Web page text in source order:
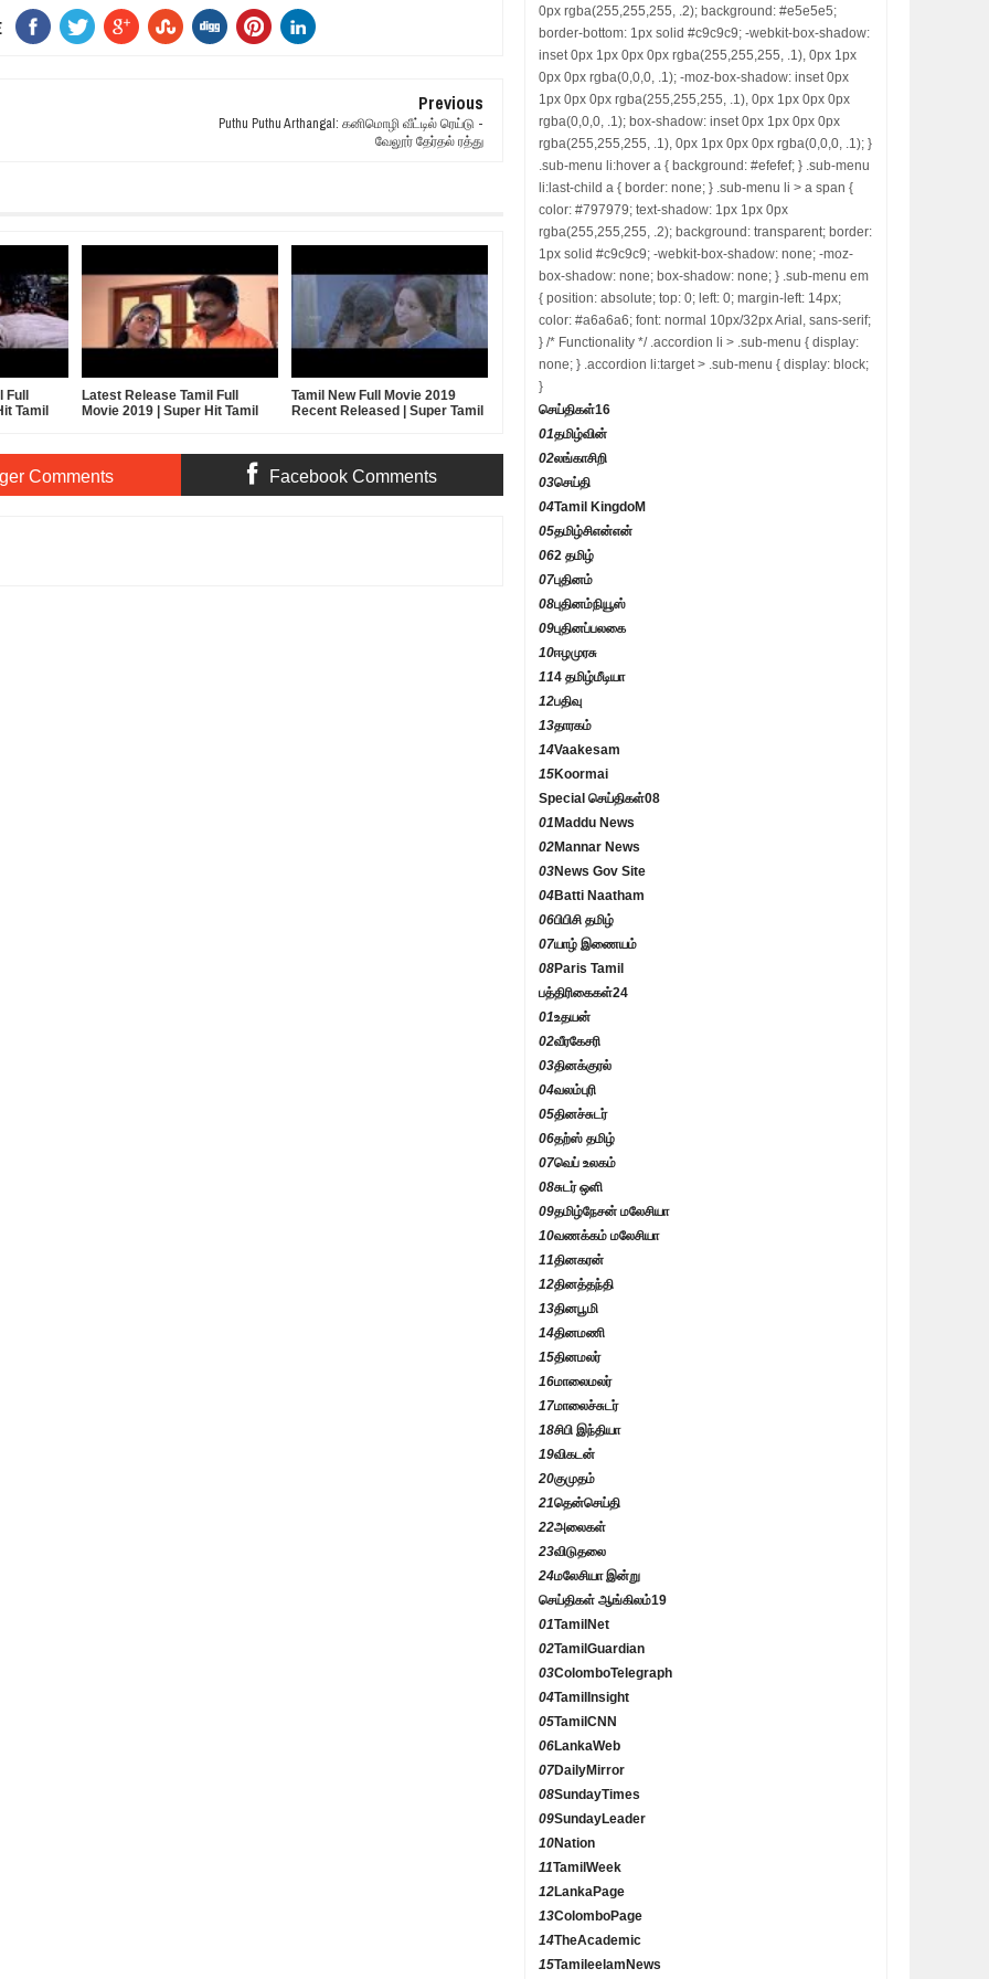
Previous
Puthu Puthu Arthangal: கனிமொழி வீட்டில் ரெய்டு -
வேலூர் தேர்தல் ரத்து
Tamil
Latest Release Tamil Full
Movie 2019 | Super Hit Tamil
Tamil New Full Movie 2019
Recent Released | Super Tamil
Comments Facebook Comments
0px rgba(255,255,255, .2); background: #e5e5e5;
border-bottom: 1px solid #c9c9c9; -webkit-box-shadow:
inset 0px 1px 0px 0px rgba(255,255,255, .1), 0px 1px
0px 0px rgba(0,0,0, .1); -moz-box-shadow: inset 0px
1px 0px 0px rgba(255,255,255, .1), 0px 1px 0px 0px
rgba(0,0,0, .1); box-shadow: inset 0px 1px 0px 0px
rgba(255,255,255, .1), 0px 1px 0px 0px rgba(0,0,0, .1); }
.sub-menu li:hover a { background: #efefef; } .sub-menu
li:last-child a { border: none; } .sub-menu li > a span {
color: #797979; text-shadow: 1px 1px 0px
rgba(255,255,255, .2); background: transparent; border:
1px solid #c9c9c9; -webkit-box-shadow: none; -moz-
box-shadow: none; box-shadow: none; } .sub-menu em
{ position: absolute; top: 0; left: 0; margin-left: 14px;
color: #a6a6a6; font: normal 10px/32px Arial, sans-serif;
} /* Functionality */ .accordion li > .sub-menu { display:
none; } .accordion li:target > .sub-menu { display: block;
}
செய்திகள்16
01தமிழ்வின்
02லங்காசிறி
03செய்தி
04Tamil KingdoM
05தமிழ்சிஎன்என்
062 தமிழ்
07புதினம்
08புதினம்நியூஸ்
09புதினப்பலகை
10ஈழமுரசு
114 தமிழ்மீடியா
12பதிவு
13தாரகம்
14Vaakesam
15Koormai
Special செய்திகள்08
01 Maddu News
02Mannar News
03News Gov Site
04Batti Naatham
06பிபிசி தமிழ்
07யாழ் இணையம்
08Paris Tamil
பத்திரிகைகள்24
01உதயன்
02வீரகேசரி
03தினக்குரல்
04வலம்புரி
05தினச்சுடர்
06தற்ஸ் தமிழ்
07வெப் உலகம்
08சுடர் ஒளி
09தமிழ்நேசன் மலேசியா
10வணக்கம் மலேசியா
11தினகரன்
12தினத்தந்தி
13தினபூமி
14தினமணி
15தினமலர்
16மாலைமலர்
17மாலைச்சுடர்
18சிபி இந்தியா
19விகடன்
20குமுதம்
21தென்செய்தி
22அலைகள்
23விடுதலை
24மலேசியா இன்று
செய்திகள் ஆங்கிலம்19
01TamilNet
02TamilGuardian
03ColomboTelegraph
04TamilInsight
05TamilCNN
06LankaWeb
07DailyMirror
08SundayTimes
09SundayLeader
10Nation
11TamilWeek
12LankaPage
13ColomboPage
14TheAcademic
15TamileelamNews